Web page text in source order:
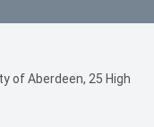
of Aberdeen, 25 High